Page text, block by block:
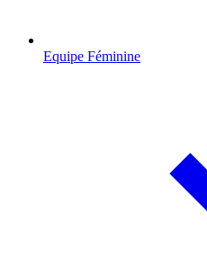
Equipe Féminine